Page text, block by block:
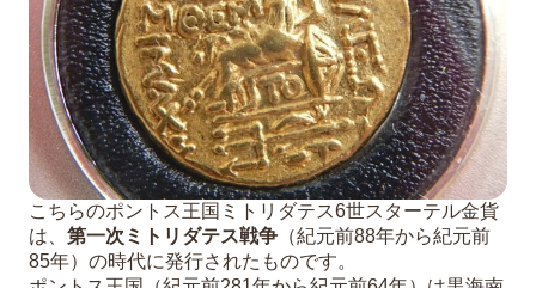
こちらのポントス王国ミトリダテス6世スターテル金貨
は、 第一次ミトリダテス戦争 （紀元前88年から紀元前
85年）の時代に発行されたものです。